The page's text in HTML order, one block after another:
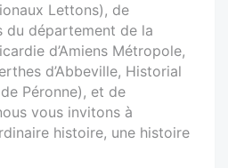
Lettons), de
du département de la
d’Amiens Métropole,
d’Abbeville, Historial
Péronne), et de
vous invitons à
histoire, une histoire